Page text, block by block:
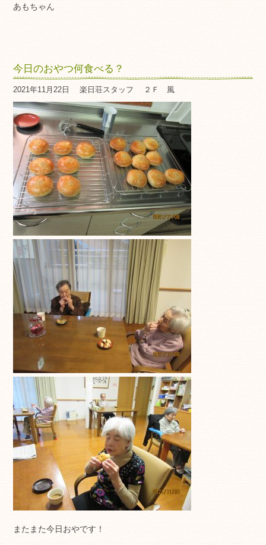
あもちゃん
今日のおやつ何食べる？
2021年11月22日 楽日荘スタッフ ２Ｆ 風
またまた今日おやです！